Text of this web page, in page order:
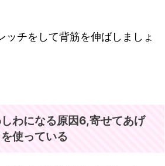
ッチをして背筋を伸ばしましょ
わになる原因6,寄せてあげ
使っている